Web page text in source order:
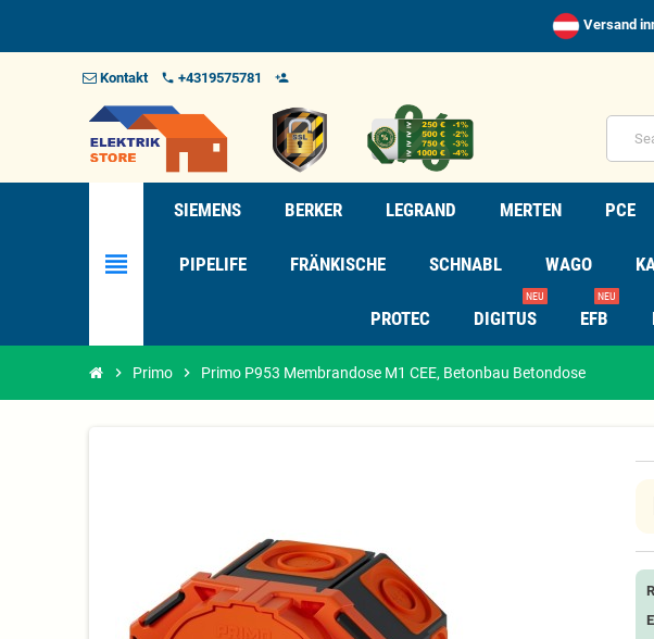
Versand
Kontakt phone +4319575781 person_add_alt_1
view_headline
SIEMENS BERKER LEGRAND MERTEN PCE
PIPELIFE FRÄNKISCHE SCHNABL WAGO
PROTEC DIGITUS
NEU
EFB
NEU
chevron_right Primo chevron_right Primo P953 Membrandose M1 CEE, Betonbau Betondose